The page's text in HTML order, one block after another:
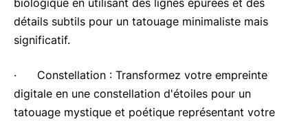
biologique en utilisant des lignes épurées et des
détails subtils pour un tatouage minimaliste mais
significatif.
· Constellation : Transformez votre empreinte
digitale en une constellation d'étoiles pour un
tatouage mystique et poétique représentant votre